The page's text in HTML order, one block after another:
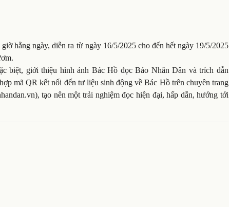
hằng ngày, diễn ra từ ngày 16/5/2025 cho đến hết ngày 19/5/2025
biệt, giới thiệu hình ảnh Bác Hồ đọc Báo Nhân Dân và trích dẫn
mã QR kết nối đến tư liệu sinh động về Bác Hồ trên chuyên trang
tạo nên một trải nghiệm đọc hiện đại, hấp dẫn, hướng tới